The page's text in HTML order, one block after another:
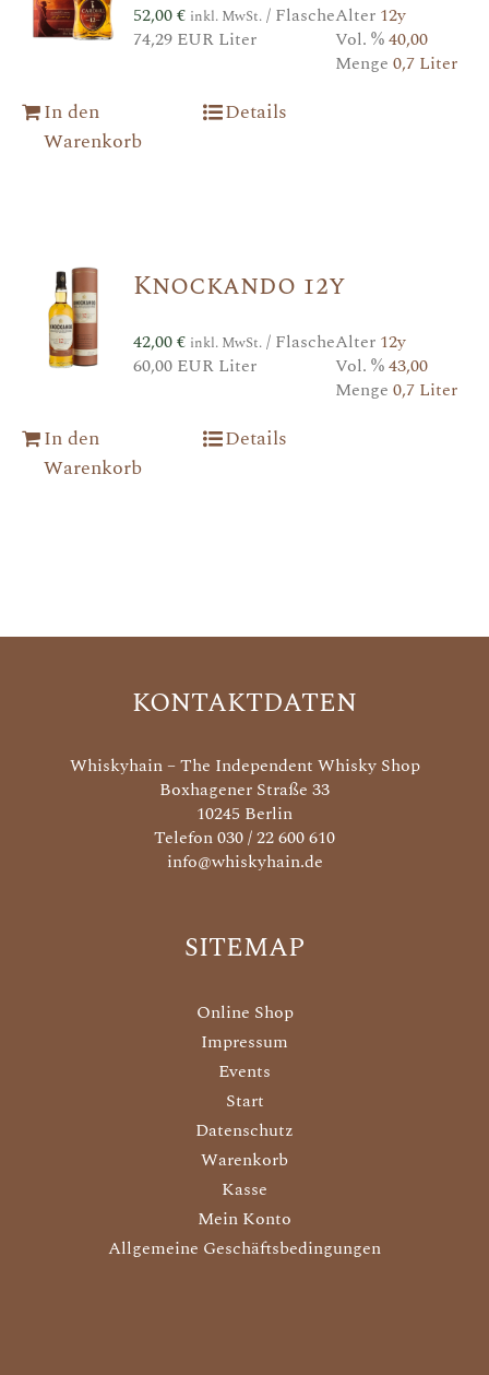
52,00€ inkl. MwSt./ Flasche
74,29 EUR Liter
Alter 12y
Vol. %40,00
Menge 0,7 Liter
In den
Warenkorb
Details
Knockando 12y
42,00€ inkl. MwSt./ Flasche
60,00 EUR Liter
Alter 12y
Vol. %43,00
Menge 0,7 Liter
In den
Warenkorb
Details
KONTAKTDATEN
Whiskyhain – The Independent Whisky Shop
Boxhagener Straße 33
10245 Berlin
Telefon 030 / 22 600 610
info@whiskyhain.de
SITEMAP
Online Shop
Impressum
Events
Start
Datenschutz
Warenkorb
Kasse
Mein Konto
Allgemeine Geschäftsbedingungen